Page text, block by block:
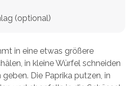
(optional)
in eine etwas größere
in kleine Würfel schneiden
Die Paprika putzen, in